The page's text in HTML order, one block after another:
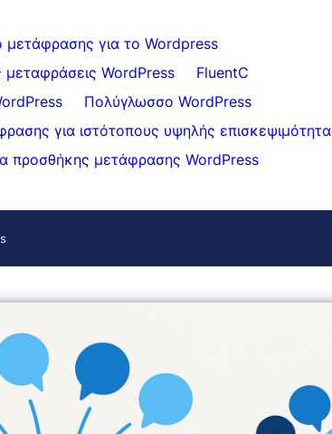
για το Wordpress
μεταφράσεις WordPress
FluentC
Πολύγλωσσο WordPress
για ιστότοπους υψηλής
προσθήκης μετάφρασης WordPress